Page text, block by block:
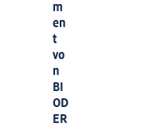
m
en
t
vo
n
BI
OD
ER